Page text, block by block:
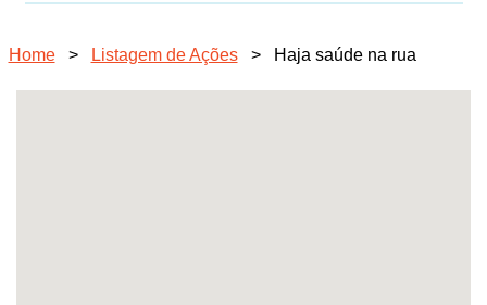
Home > Listagem de Ações > Haja saúde na rua